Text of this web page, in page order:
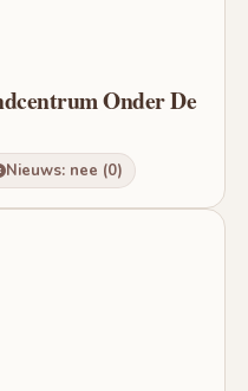
Onder De
Nieuws: nee (0)